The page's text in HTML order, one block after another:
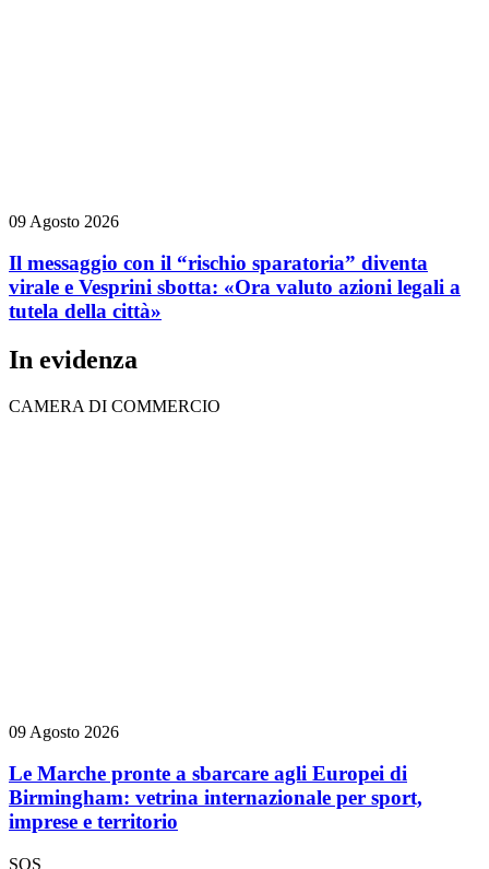
09 Agosto 2026
Il messaggio con il “rischio sparatoria” diventa
virale e Vesprini sbotta: «Ora valuto azioni legali a
tutela della città»
In evidenza
CAMERA DI COMMERCIO
09 Agosto 2026
Le Marche pronte a sbarcare agli Europei di
Birmingham: vetrina internazionale per sport,
imprese e territorio
SOS